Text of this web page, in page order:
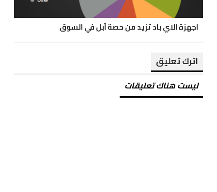
اجهزة الاي باد تزيد من حصة آبل في السوق
اترك تعليق
ليست هناك تعليقات